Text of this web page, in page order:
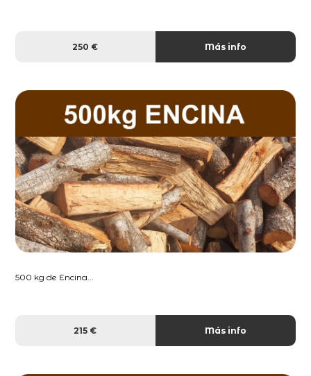
250 € Más info
500 kg de Encina...
215 € Más info